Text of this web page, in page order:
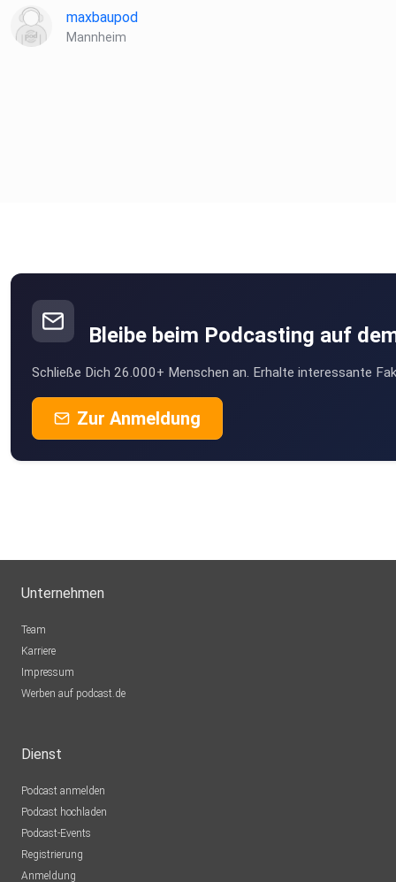
maxbaupod
Mannheim
Bleibe beim Podcasting auf
Schließe Dich 26.000+ Menschen an. Erhalte interessante
Zur Anmeldung
Unternehmen
Team
Karriere
Impressum
Werben auf podcast.de
Dienst
Podcast anmelden
Podcast hochladen
Podcast-Events
Registrierung
Anmeldung